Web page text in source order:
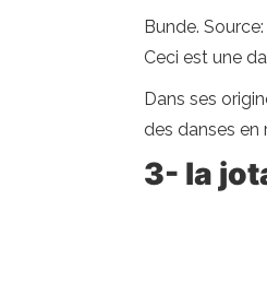
Bunde.
Ceci est une
Dans ses
des danses en
3- la